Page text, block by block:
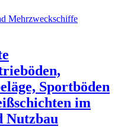
Mehrzweckschiffe
Sportböden
im
Nutzbau